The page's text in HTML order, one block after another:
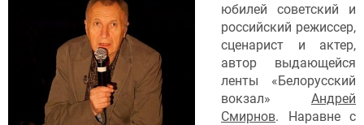
юбилей советский и
российский режиссер,
сценарист и актер,
автор выдающейся
ленты «Белорусский
вокзал» Андрей
Смирнов. Наравне с